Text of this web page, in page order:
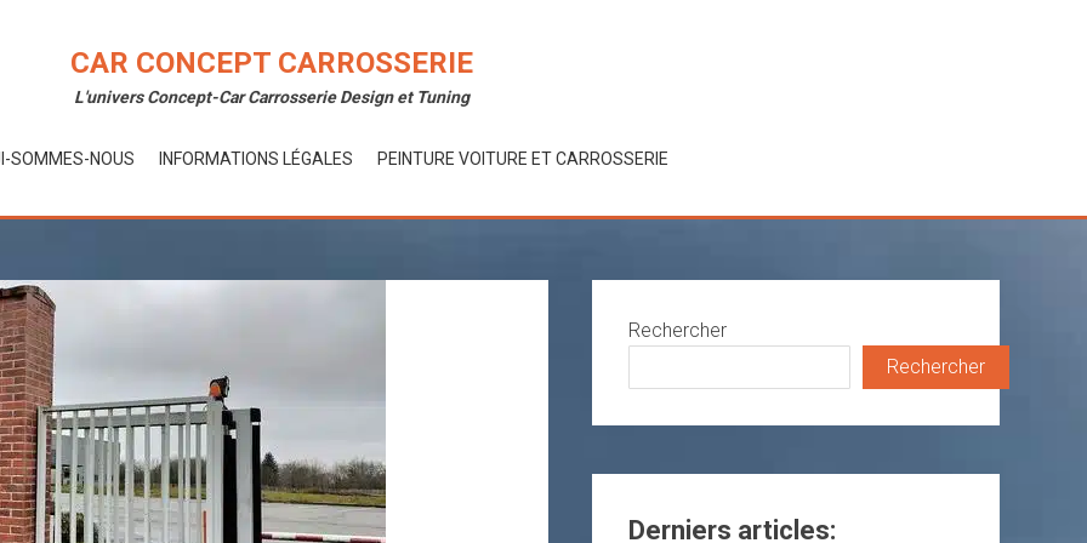
CAR CONCEPT CARROSSERIE
L'univers Concept-Car Carrosserie Design et Tuning
SOMMES-NOUS INFORMATIONS LÉGALES PEINTURE VOITURE ET CARROSSERIE
Rechercher
Rechercher
Derniers articles: